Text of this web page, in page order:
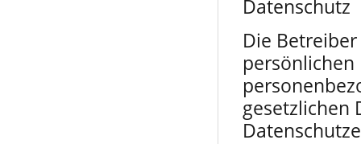
Datenschutz
Die
gesetzlichen